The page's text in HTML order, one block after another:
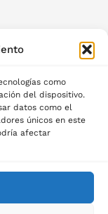
como
del dispositivo.
datos como el
únicos en este
afectar